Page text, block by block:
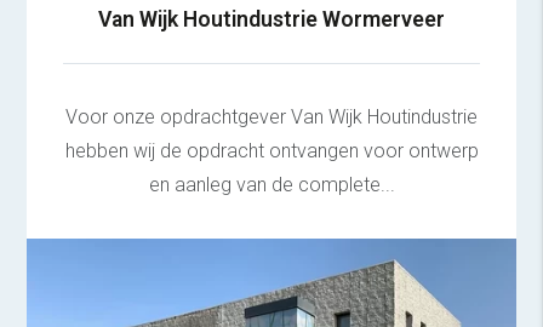
Van Wijk Houtindustrie Wormerveer
Voor onze opdrachtgever Van Wijk Houtindustrie
hebben wij de opdracht ontvangen voor ontwerp
en aanleg van de complete...